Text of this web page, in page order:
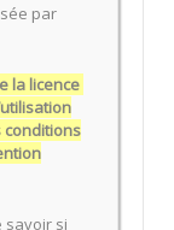
par
la licence
conditions
savoir si